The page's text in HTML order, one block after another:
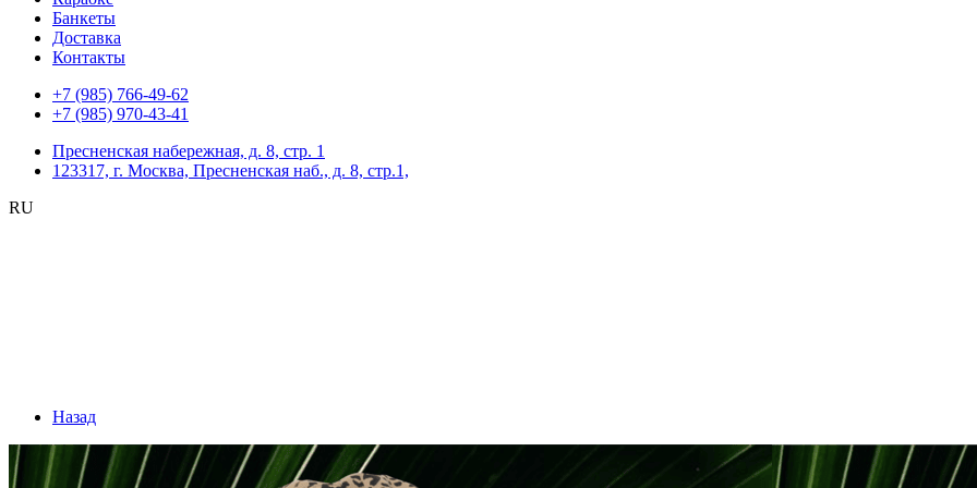
Банкеты
Доставка
Контакты
+7 (985) 766-49-62
+7 (985) 970-43-41
Пресненская набережная, д. 8, стр. 1
123317, г. Москва, Пресненская наб., д. 8, стр.1,
RU
Назад